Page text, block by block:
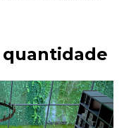
quantidade